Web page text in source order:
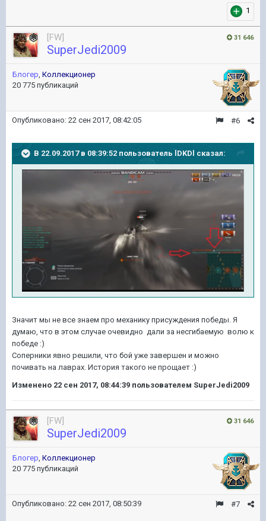
1
31 646
[FW]
SuperJedi2009
Блогер, Коллекционер
20 775 публикаций
#6
Опубликовано: 22 сен 2017, 08:42:05
В 22.09.2017 в 08:39:52 пользователь lDKDl сказал:
Значит мы не все знаем про механику присуждения победы. Я
думаю, что в этом случае очевидно дали за несгибаемую волю к
победе :)
Соперники явно решили, что бой уже завершен и можно
почивать на лаврах. История такого не прощает :)
Изменено 22 сен 2017, 08:44:39 пользователем SuperJedi2009
31 646
[FW]
SuperJedi2009
Блогер, Коллекционер
20 775 публикаций
#7
Опубликовано: 22 сен 2017, 08:50:39